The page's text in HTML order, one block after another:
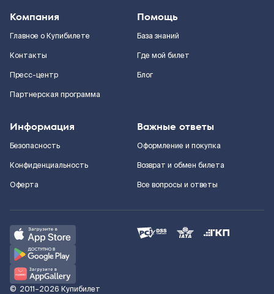
Компания
Главное о Купибилете
Контакты
Пресс-центр
Партнерская программа
Помощь
База знаний
Где мой билет
Блог
Информация
Безопасность
Конфиденциальность
Оферта
Важные ответы
Оформление и покупка
Возврат и обмен билета
Все вопросы и ответы
© 2011–2026 Купибилет